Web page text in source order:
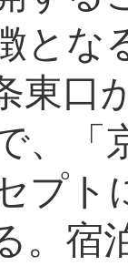
とな
東口
、「
プト
。宿